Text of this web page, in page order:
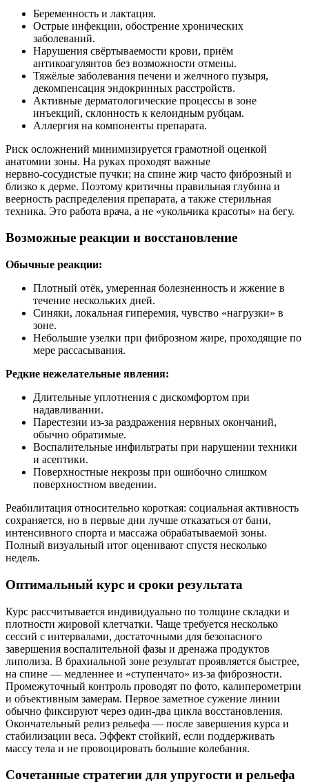
Беременность и лактация.
Острые инфекции, обострение хронических
заболеваний.
Нарушения свёртываемости крови, приём
антикоагулянтов без возможности отмены.
Тяжёлые заболевания печени и желчного пузыря,
декомпенсация эндокринных расстройств.
Активные дерматологические процессы в зоне
инъекций, склонность к келоидным рубцам.
Аллергия на компоненты препарата.
Риск осложнений минимизируется грамотной оценкой
анатомии зоны. На руках проходят важные
нервно‑сосудистые пучки; на спине жир часто фиброзный и
близко к дерме. Поэтому критичны правильная глубина и
веерность распределения препарата, а также стерильная
техника. Это работа врача, а не «укольчика красоты» на бегу.
Возможные реакции и восстановление
Обычные реакции:
Плотный отёк, умеренная болезненность и жжение в
течение нескольких дней.
Синяки, локальная гиперемия, чувство «нагрузки» в
зоне.
Небольшие узелки при фиброзном жире, проходящие по
мере рассасывания.
Редкие нежелательные явления:
Длительные уплотнения с дискомфортом при
надавливании.
Парестезии из‑за раздражения нервных окончаний,
обычно обратимые.
Воспалительные инфильтраты при нарушении техники
и асептики.
Поверхностные некрозы при ошибочно слишком
поверхностном введении.
Реабилитация относительно короткая: социальная активность
сохраняется, но в первые дни лучше отказаться от бани,
интенсивного спорта и массажа обрабатываемой зоны.
Полный визуальный итог оценивают спустя несколько
недель.
Оптимальный курс и сроки результата
Курс рассчитывается индивидуально по толщине складки и
плотности жировой клетчатки. Чаще требуется несколько
сессий с интервалами, достаточными для безопасного
завершения воспалительной фазы и дренажа продуктов
липолиза. В брахиальной зоне результат проявляется быстрее,
на спине — медленнее и «ступенчато» из‑за фиброзности.
Промежуточный контроль проводят по фото, калиперометрии
и объективным замерам. Первое заметное сужение линии
обычно фиксируют через один-два цикла восстановления.
Окончательный релиз рельефа — после завершения курса и
стабилизации веса. Эффект стойкий, если поддерживать
массу тела и не провоцировать большие колебания.
Сочетанные стратегии для упругости и рельефа